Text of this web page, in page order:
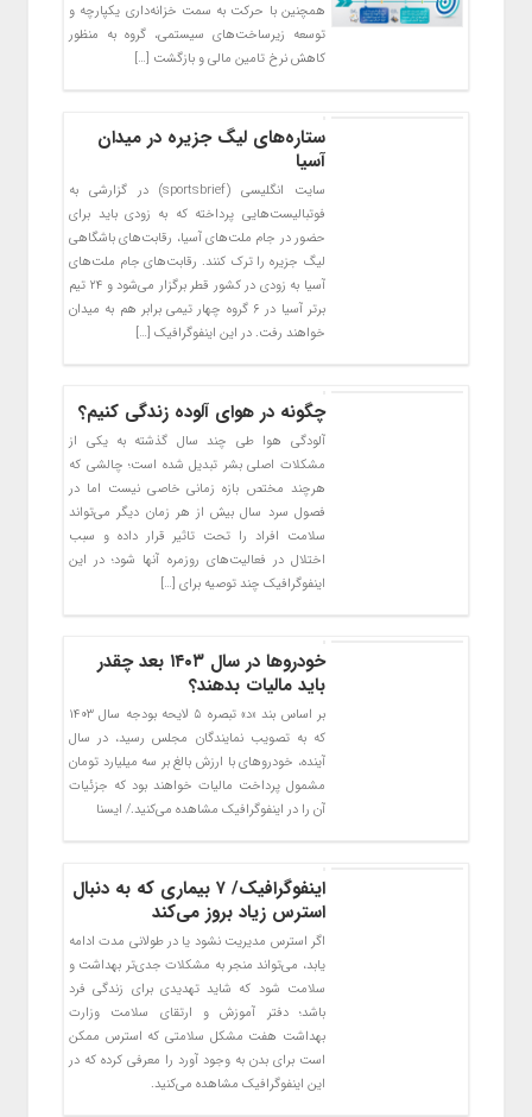
همچنین با حرکت به سمت خزانه‌داری یکپارچه و
توسعه زیرساخت‌های سیستمی، گروه به منظور
کاهش نرخ تامین مالی و بازگشت […]
ستاره‌های لیگ جزیره در میدان
آسیا
سایت انگلیسی (sportsbrief) در گزارشی به
فوتبالیست‌هایی پرداخته که به زودی باید برای
حضور در جام ملت‌های آسیا، رقابت‌های باشگاهی
لیگ جزیره را ترک کنند. رقابت‌های جام ملت‌های
آسیا به زودی در کشور قطر برگزار می‌شود و ۲۴ تیم
برتر آسیا در ۶ گروه چهار تیمی برابر هم به میدان
خواهند رفت. در این اینفوگرافیک […]
چگونه در هوای آلوده زندگی ‌کنیم؟
آلودگی هوا طی چند سال گذشته به یکی از
مشکلات اصلی بشر تبدیل شده است؛ چالشی که
هرچند مختص بازه زمانی خاصی نیست اما در
فصول سرد سال بیش از هر زمان دیگر می‌تواند
سلامت افراد را تحت تاثیر قرار داده و سبب
اختلال در فعالیت‌های روزمره آنها شود؛ در این
اینفوگرافیک چند توصیه برای […]
خودروها در سال ۱۴۰۳ بعد چقدر
باید مالیات بدهند؟
بر اساس بند «د» تبصره ۵ لایحه بودجه سال ١۴٠٣
که به تصویب نمایندگان مجلس رسید، در سال
آینده، خودروهای با ارزش بالغ بر سه میلیارد تومان
مشمول پرداخت مالیات خواهند بود که جزئیات
آن را در اینفوگرافیک مشاهده می‌کنید./ ایسنا
اینفوگرافیک/ ۷ بیماری که به دنبال
استرس زیاد بروز می‌کند
اگر استرس مدیریت نشود یا در طولانی مدت ادامه
یابد، می‌تواند منجر به مشکلات جدی‌تر بهداشت و
سلامت شود که شاید تهدیدی برای زندگی فرد
باشد؛ دفتر آموزش و ارتقای سلامت وزارت
بهداشت هفت مشکل سلامتی که استرس ممکن
است برای بدن به وجود آورد را معرفی کرده که در
این اینفوگرافیک مشاهده می‌کنید.